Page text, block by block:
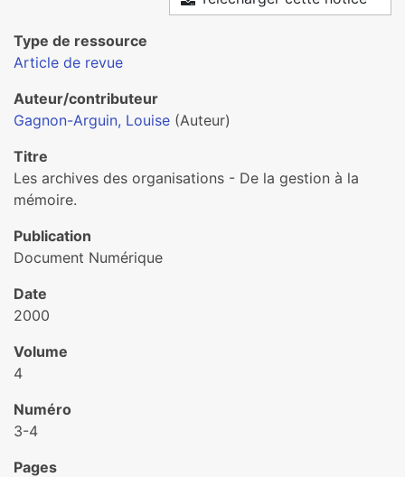
Type de ressource
Article de revue
Auteur/contributeur
Gagnon-Arguin, Louise (Auteur)
Titre
Les archives des organisations - De la gestion à la
mémoire.
Publication
Document Numérique
Date
2000
Volume
4
Numéro
3-4
Pages